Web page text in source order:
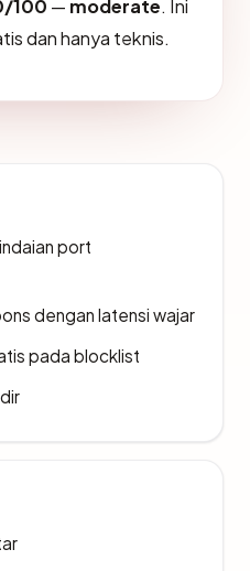
100 — moderate. Ini
dan hanya teknis.
port
dengan latensi wajar
pada blocklist